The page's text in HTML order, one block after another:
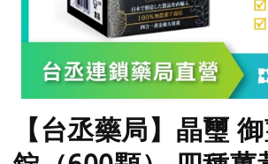
【台丞藥局】晶璽